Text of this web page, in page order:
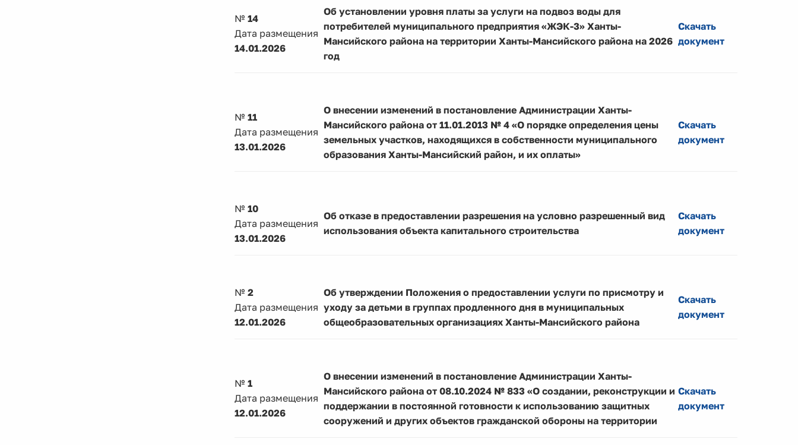
№ 14
Дата размещения
14.01.2026
Об установлении уровня платы за услуги на подвоз воды для
потребителей муниципального предприятия «ЖЭК-3» Ханты-
Мансийского района на территории Ханты-Мансийского района на 2026
год
Скачать
документ
№ 11
Дата размещения
13.01.2026
О внесении изменений в постановление Администрации Ханты-
Мансийского района от 11.01.2013 № 4 «О порядке определения цены
земельных участков, находящихся в собственности муниципального
образования Ханты-Мансийский район, и их оплаты»
Скачать
документ
№ 10
Дата размещения
13.01.2026
Об отказе в предоставлении разрешения на условно разрешенный вид
использования объекта капитального строительства
Скачать
документ
№ 2
Дата размещения
12.01.2026
Об утверждении Положения о предоставлении услуги по присмотру и
уходу за детьми в группах продленного дня в муниципальных
общеобразовательных организациях Ханты-Мансийского района
Скачать
документ
№ 1
Дата размещения
12.01.2026
О внесении изменений в постановление Администрации Ханты-
Мансийского района от 08.10.2024 № 833 «О создании, реконструкции и
поддержании в постоянной готовности к использованию защитных
сооружений и других объектов гражданской обороны на территории
Скачать
документ